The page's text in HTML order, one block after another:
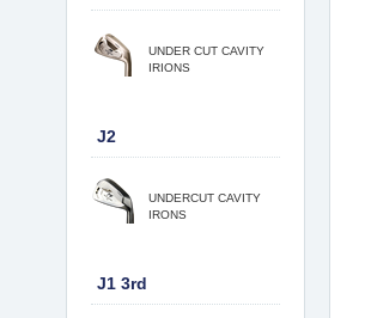
UNDER CUT CAVITY
IRIONS
J2
UNDERCUT CAVITY
IRONS
J1 3rd